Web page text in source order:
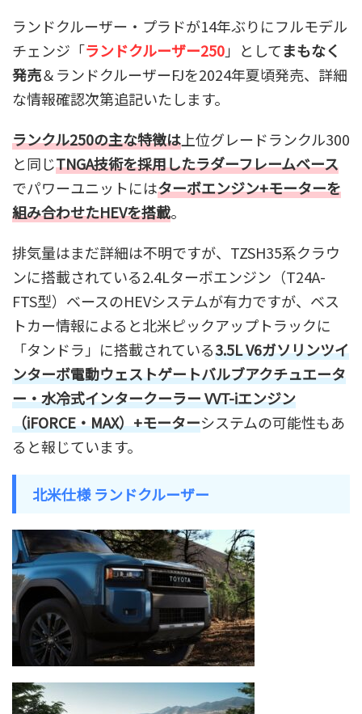
ランドクルーザー・プラドが14年ぶりにフルモデル
チェンジ「ランドクルーザー250」としてまもなく
発売＆ランドクルーザーFJを2024年夏頃発売、詳細
な情報確認次第追記いたします。
ランクル250の主な特徴は 上位グレードランクル300
と同じTNGA技術を採用したラダーフレームベース
でパワーユニットにはターボエンジン+モーターを
組み合わせたHEVを搭載。
排気量はまだ詳細は不明ですが、TZSH35系クラウ
ンに搭載されている2.4Lターボエンジン（T24A-
FTS型）ベースのHEVシステムが有力ですが、ベス
トカー情報によると北米ピックアップトラックに
「タンドラ」に搭載されている3.5L V6ガソリンツイ
ンターボ電動ウェストゲートバルブアクチュエータ
ー・水冷式インタークーラー VVT-iエンジン
（iFORCE・MAX）+モーターシステムの可能性もあ
ると報じています。
北米仕様 ランドクルーザー